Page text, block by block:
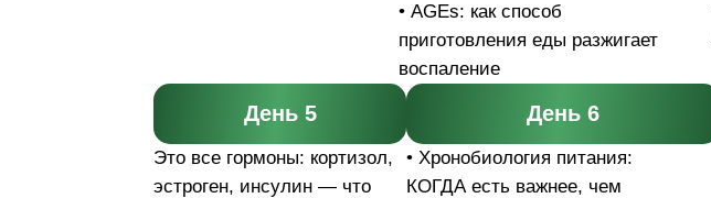
• AGEs: как способ
приготовления еды разжигает
воспаление
День 5
Это все гормоны: кортизол,
эстроген, инсулин — что
День 6
• Хронобиология питания:
КОГДА есть важнее, чем